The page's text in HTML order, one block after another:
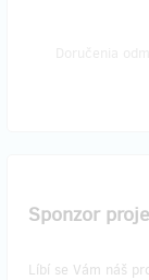
Sponzor
Líbí se Vám náš